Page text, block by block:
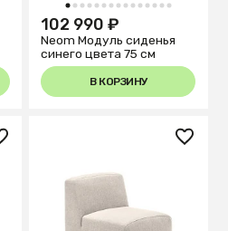
1 2 3 4 5 6 7 8 9 101112131415
102 990 ₽
Neom Модуль сиденья
синего цвета 75 см
В КОРЗИНУ